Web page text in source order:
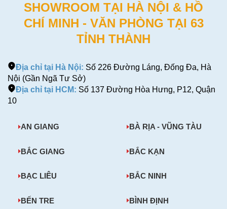
SHOWROOM TẠI HÀ NỘI & HỒ
CHÍ MINH - VĂN PHÒNG TẠI 63
TỈNH THÀNH
Địa chỉ tại Hà Nội: Số 226 Đường Láng, Đống Đa, Hà
Nội (Gần Ngã Tư Sở)
Địa chỉ tại HCM: Số 137 Đường Hòa Hưng, P12, Quận
10
AN GIANG BÀ RỊA - VŨNG TÀU
BẮC GIANG BẮC KẠN
BẠC LIÊU BẮC NINH
BẾN TRE BÌNH ĐỊNH